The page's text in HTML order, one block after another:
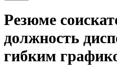
Резюме
должность
гибким